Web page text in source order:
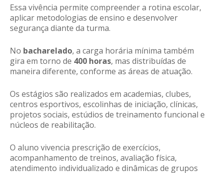
Essa vivência permite compreender a rotina escolar,
aplicar metodologias de ensino e desenvolver
segurança diante da turma.
No bacharelado, a carga horária mínima também
gira em torno de 400 horas, mas distribuídas de
maneira diferente, conforme as áreas de atuação.
Os estágios são realizados em academias, clubes,
centros esportivos, escolinhas de iniciação, clínicas,
projetos sociais, estúdios de treinamento funcional e
núcleos de reabilitação.
O aluno vivencia prescrição de exercícios,
acompanhamento de treinos, avaliação física,
atendimento individualizado e dinâmicas de grupos